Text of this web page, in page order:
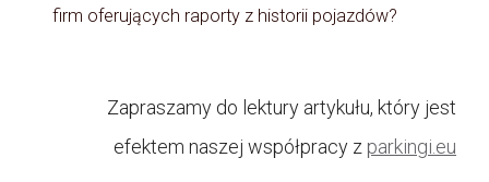
firm oferujących raporty z historii pojazdów?
Zapraszamy do lektury artykułu, który jest
efektem naszej współpracy z parkingi.eu